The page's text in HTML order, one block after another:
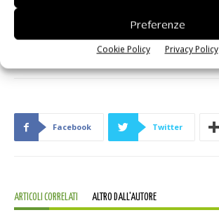
Preferenze
Cookie Policy Privacy Policy
Facebook Twitter
ARTICOLI CORRELATI ALTRO DALL'AUTORE